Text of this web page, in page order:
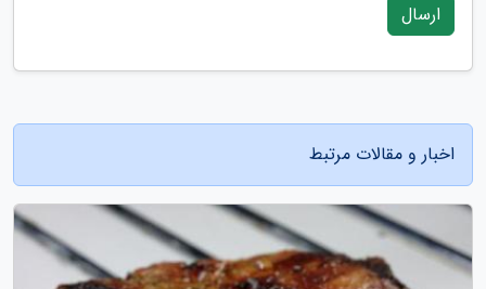
ارسال
اخبار و مقالات مرتبط